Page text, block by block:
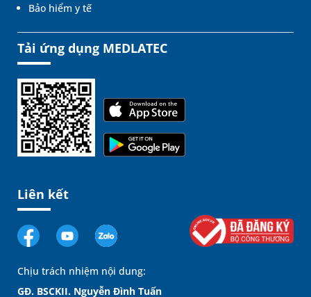
Bảo hiểm y tế
Tải ứng dụng MEDLATEC
Liên kết
Chịu trách nhiệm nội dung:
GĐ. BSCKII. Nguyễn Đình Tuấn